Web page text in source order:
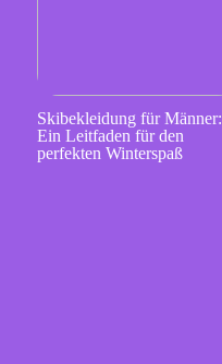
Skibekleidung für Männer:
Ein Leitfaden für den
perfekten Winterspaß